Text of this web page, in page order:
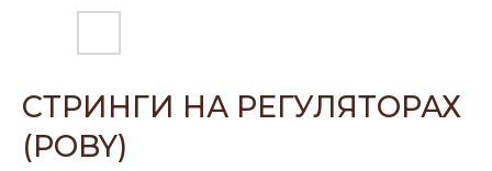
СТРИНГИ НА РЕГУЛЯТОРАХ
(POBY)